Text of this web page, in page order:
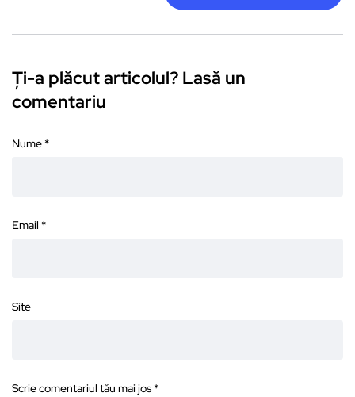
Ți-a plăcut articolul? Lasă un
comentariu
Nume *
Email *
Site
Scrie comentariul tău mai jos *